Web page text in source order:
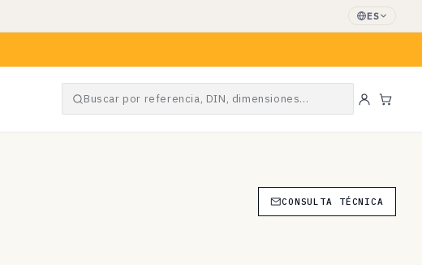
ES
Buscar por referencia, DIN, dimensiones…
CONSULTA TÉCNICA